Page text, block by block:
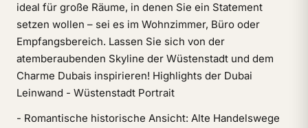
ideal für große Räume, in denen Sie ein Statement
setzen wollen – sei es im Wohnzimmer, Büro oder
Empfangsbereich. Lassen Sie sich von der
atemberaubenden Skyline der Wüstenstadt und dem
Charme Dubais inspirieren! Highlights der Dubai
Leinwand - Wüstenstadt Portrait
- Romantische historische Ansicht: Alte Handelswege